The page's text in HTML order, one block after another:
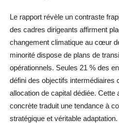
Le rapport révèle un contraste
des cadres dirigeants affirment
changement climatique au cœur
minorité dispose de plans de
opérationnels. Seules 21 % des
défini des objectifs intermédiaires
allocation de capital dédiée. Cette
concrète traduit une tendance à
stratégique et véritable adaptation.